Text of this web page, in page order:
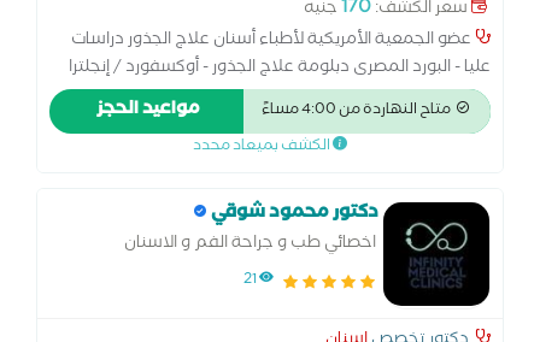
سعر الكشف:170جنيه
عضو الجمعية الأمريكية لأطباء أسنان علاج الجذور دراسات
عليا - البورد المصرى دبلومة علاج الجذور - أوكسفورد / إنجلترا
دراسات عليا - زراعة الأسنان - جامعة هونج كونج دراسات إدارة
المخاطر وسلامة المرضى - المعهد القومى للتدريب دراسات
التحكم فى منع العدوى - المعهد القومى للتدريب
متاح النهاردة من 4:00 مساءً مواعيد الحجز
الكشف بميعاد محدد
دكتور محمود شوقي
اخصائي طب و جراحة الفم و الاسنان
21